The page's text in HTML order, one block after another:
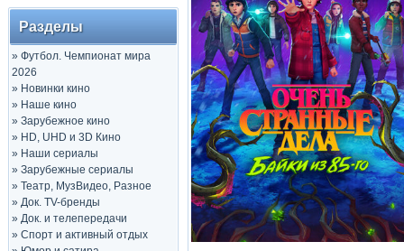
Разделы
» Футбол. Чемпионат мира
2026
» Новинки кино
» Наше кино
» Зарубежное кино
» HD, UHD и 3D Кино
» Наши сериалы
» Зарубежные сериалы
» Театр, МузВидео, Разное
» Док. TV-бренды
» Док. и телепередачи
» Спорт и активный отдых